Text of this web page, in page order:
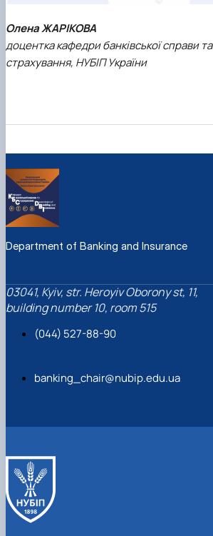
Олена ЖАРІКОВА
доцентка кафедри банківської справи та
страхування, НУБІП України
Department of Banking and Insurance
03041, Kyiv, str. Heroyiv Oborony st, 11,
building number 10, room 515
(044) 527-88-90
banking_chair@nubip.edu.ua